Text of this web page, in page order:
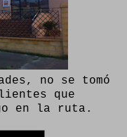
no se tomó
que
en la ruta.